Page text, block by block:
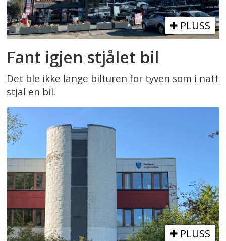
PLUSS
Fant igjen stjålet bil
Det ble ikke lange bilturen for tyven som i natt
stjal en bil.
PLUSS